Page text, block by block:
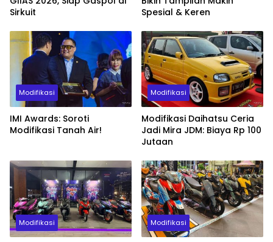
Sirkuit
Spesial & Keren
Modifikasi
IMI Awards: Soroti
Modifikasi Tanah Air!
Modifikasi
Modifikasi Daihatsu Ceria
Jadi Mira JDM: Biaya Rp 100
Jutaan
Modifikasi Modifikasi